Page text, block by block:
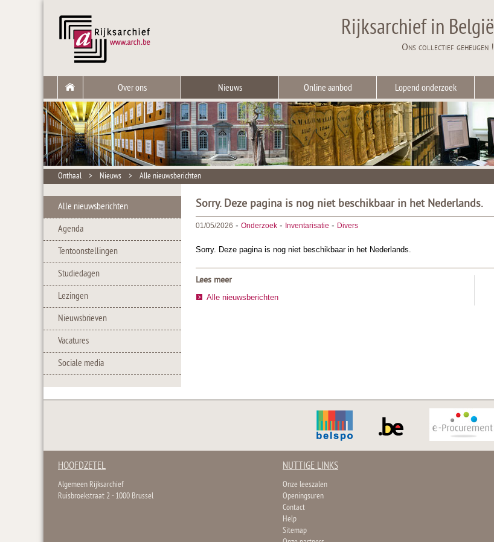
Rijksarchief in België
Ons collectief geheugen !
Over ons Nieuws Online aanbod Lopend onderzoek
Onthaal > Nieuws > Alle nieuwsberichten
Alle nieuwsberichten
Agenda
Tentoonstellingen
Studiedagen
Lezingen
Nieuwsbrieven
Vacatures
Sociale media
Sorry. Deze pagina is nog niet beschikbaar in het Nederlands.
01/05/2026 - Onderzoek - Inventarisatie - Divers
Sorry. Deze pagina is nog niet beschikbaar in het Nederlands.
Lees meer
Alle nieuwsberichten
HOOFDZETEL
Algemeen Rijksarchief
Ruisbroekstraat 2 - 1000 Brussel
NUTTIGE LINKS
Onze leeszalen
Openingsuren
Contact
Help
Sitemap